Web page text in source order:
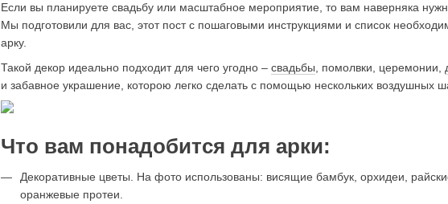
Если вы планируете свадьбу или масштабное мероприятие, то вам наверняка
Мы подготовили для вас, этот пост с пошаговыми инструкциями и список
арку.
Такой декор идеально подходит для чего угодно – свадьбы , помолвки, церемонии,
и забавное украшение, которою легко сделать с помощью нескольких воздушных
Что вам понадобится для арки:
Декоративные цветы. На фото использованы: висящие бамбук, орхидеи,
оранжевые протеи.